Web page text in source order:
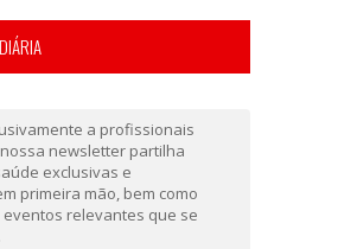
a profissionais
newsletter partilha
exclusivas e
primeira mão, bem como
relevantes que se